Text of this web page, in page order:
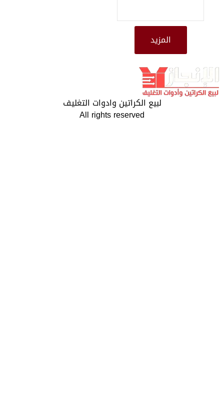
لبيع الكراتين وادوات التغليف
All rights reserved